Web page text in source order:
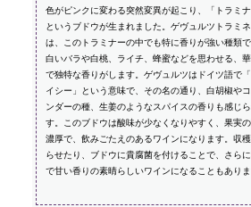
色がピンクに変わる突然変異が起こり、「トラミナ
というブドウが生まれました。ゲヴュルツトラミ
は、このトラミナーの中でも特に香りが強い種類で
白いバラや白桃、ライチ、蜂蜜などを思わせる、
で独特な香りがします。ゲヴュルツはドイツ語で
イシー」という意味で、その名の通り、白胡椒や
ンダーの種、生姜のようなスパイスの香りも感じら
す。このブドウは酸味が少なくなりやすく、果実
濃厚で、飲みごたえのあるワインになります。収
らせたり、ブドウに貴腐菌を付けることで、さら
で甘い香りの素晴らしいワインになることもありま